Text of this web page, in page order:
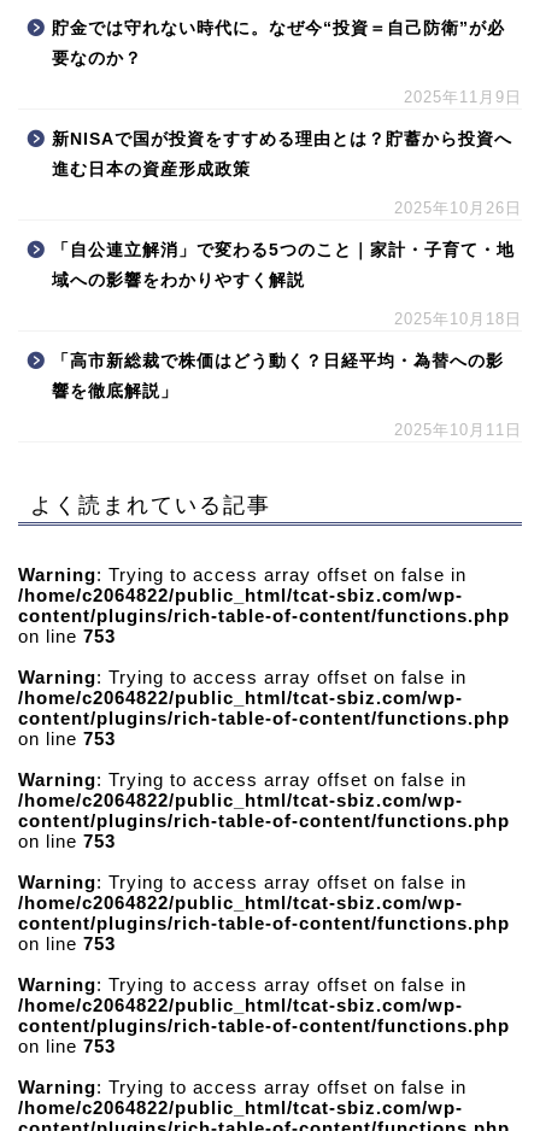
貯金では守れない時代に。なぜ今“投資＝自己防衛”が必
要なのか？
2025年11月9日
新NISAで国が投資をすすめる理由とは？貯蓄から投資へ
進む日本の資産形成政策
2025年10月26日
「自公連立解消」で変わる5つのこと｜家計・子育て・地
域への影響をわかりやすく解説
2025年10月18日
「高市新総裁で株価はどう動く？日経平均・為替への影
響を徹底解説」
2025年10月11日
よく読まれている記事
Warning: Trying to access array offset on false in
/home/c2064822/public_html/tcat-sbiz.com/wp-
content/plugins/rich-table-of-content/functions.php
on line 753
Warning: Trying to access array offset on false in
/home/c2064822/public_html/tcat-sbiz.com/wp-
content/plugins/rich-table-of-content/functions.php
on line 753
Warning: Trying to access array offset on false in
/home/c2064822/public_html/tcat-sbiz.com/wp-
content/plugins/rich-table-of-content/functions.php
on line 753
Warning: Trying to access array offset on false in
/home/c2064822/public_html/tcat-sbiz.com/wp-
content/plugins/rich-table-of-content/functions.php
on line 753
Warning: Trying to access array offset on false in
/home/c2064822/public_html/tcat-sbiz.com/wp-
content/plugins/rich-table-of-content/functions.php
on line 753
Warning: Trying to access array offset on false in
/home/c2064822/public_html/tcat-sbiz.com/wp-